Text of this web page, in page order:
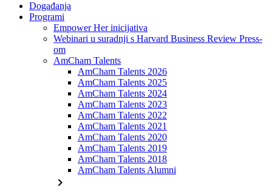
Događanja
Programi
Empower Her inicijativa
Webinari u suradnji s Harvard Business Review Press-
om
AmCham Talents
AmCham Talents 2026
AmCham Talents 2025
AmCham Talents 2024
AmCham Talents 2023
AmCham Talents 2022
AmCham Talents 2021
AmCham Talents 2020
AmCham Talents 2019
AmCham Talents 2018
AmCham Talents Alumni
chevron_right